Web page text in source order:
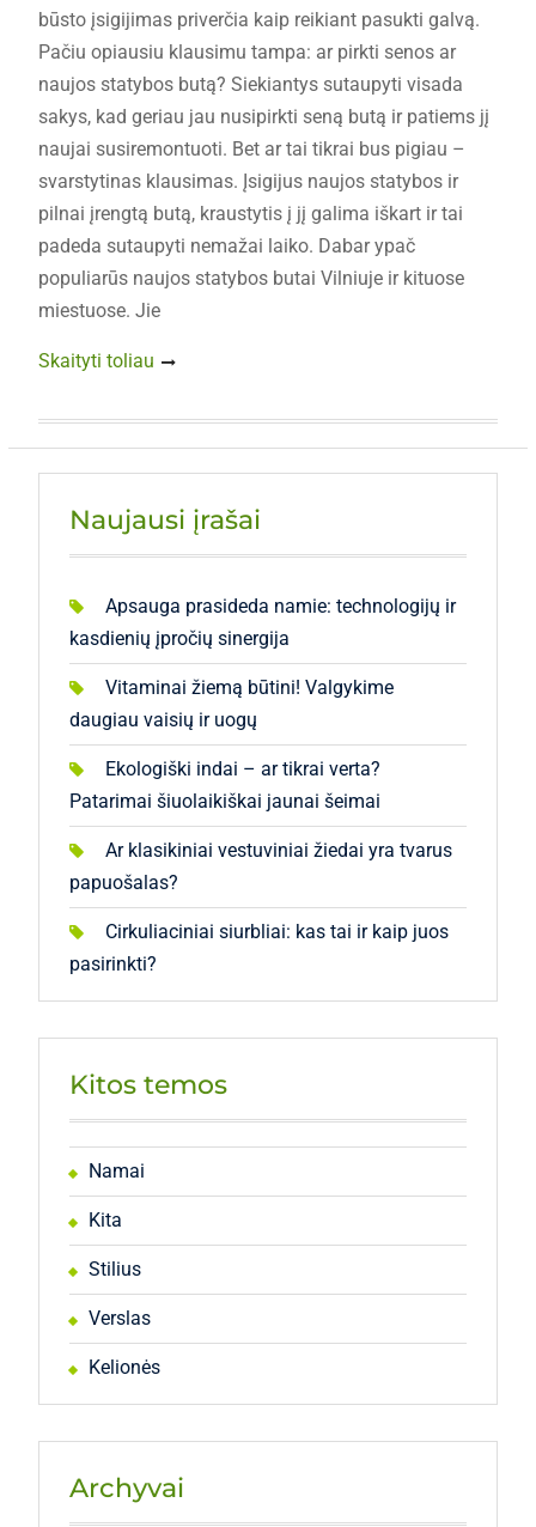
būsto įsigijimas priverčia kaip reikiant pasukti galvą.
Pačiu opiausiu klausimu tampa: ar pirkti senos ar
naujos statybos butą? Siekiantys sutaupyti visada
sakys, kad geriau jau nusipirkti seną butą ir patiems jį
naujai susiremontuoti. Bet ar tai tikrai bus pigiau –
svarstytinas klausimas. Įsigijus naujos statybos ir
pilnai įrengtą butą, kraustytis į jį galima iškart ir tai
padeda sutaupyti nemažai laiko. Dabar ypač
populiarūs naujos statybos butai Vilniuje ir kituose
miestuose. Jie
Skaityti toliau
Naujausi įrašai
Apsauga prasideda namie: technologijų ir
kasdienių įpročių sinergija
Vitaminai žiemą būtini! Valgykime
daugiau vaisių ir uogų
Ekologiški indai – ar tikrai verta?
Patarimai šiuolaikiškai jaunai šeimai
Ar klasikiniai vestuviniai žiedai yra tvarus
papuošalas?
Cirkuliaciniai siurbliai: kas tai ir kaip juos
pasirinkti?
Kitos temos
Namai
Kita
Stilius
Verslas
Kelionės
Archyvai